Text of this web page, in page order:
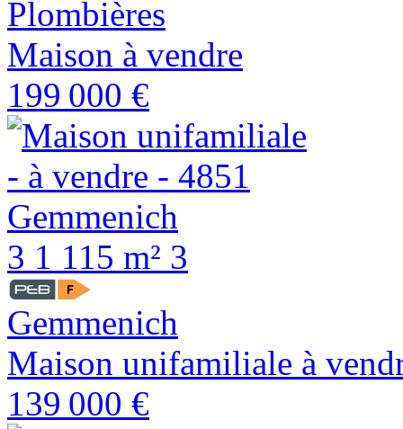
Plombières
Maison à vendre
199 000 €
3 1 115 m² 3
Gemmenich
Maison unifamiliale à
139 000 €